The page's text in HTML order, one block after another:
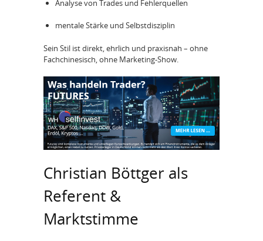
Analyse von Trades und Fehlerquellen
mentale Stärke und Selbstdisziplin
Sein Stil ist direkt, ehrlich und praxisnah – ohne
Fachchinesisch, ohne Marketing-Show.
Christian Böttger als
Referent &
Marktstimme